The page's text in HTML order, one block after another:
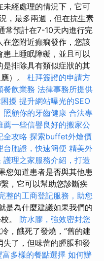
未經處理的情況下，它可
，最多兩週，但在抗生素
常預計在7-10天內進行完
您附近癲癇發作，您該
上睡眠障礙，並且可以
排除具有類似症狀的其
）。 杜拜簽證的申請方
餐飲業務 法律事務所提供
擾 提升網站曝光的SEO
照顧你的牙齒健康 合法專
薦一些信譽良好的搬家公
全攻略 探索buffet外燴價
台胞證，快速簡便 精美外
護理之家服務介紹，打造
您知道患者是否與其他患
，它可以幫助您診斷疾
整的工商登記服務，助您
是為什麼建議如果我們的
。 防水膠，強效密封您
冷，餓死了發燒，”舊的建
了，但味蕾的腫脹和發
多樣的餐點選擇 如何辦